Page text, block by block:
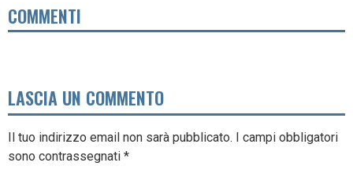
COMMENTI
LASCIA UN COMMENTO
Il tuo indirizzo email non sarà pubblicato. I campi obbligatori
sono contrassegnati *